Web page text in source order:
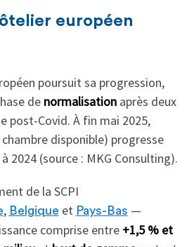
européen
poursuit sa progression,
de normalisationaprès deux
post-Covid. À fin mai 2025,
disponible) progresse
2024 (source : MKG Consulting).
de la SCPI
, Belgique et Pays-Bas —
comprise entre +1,5 % et